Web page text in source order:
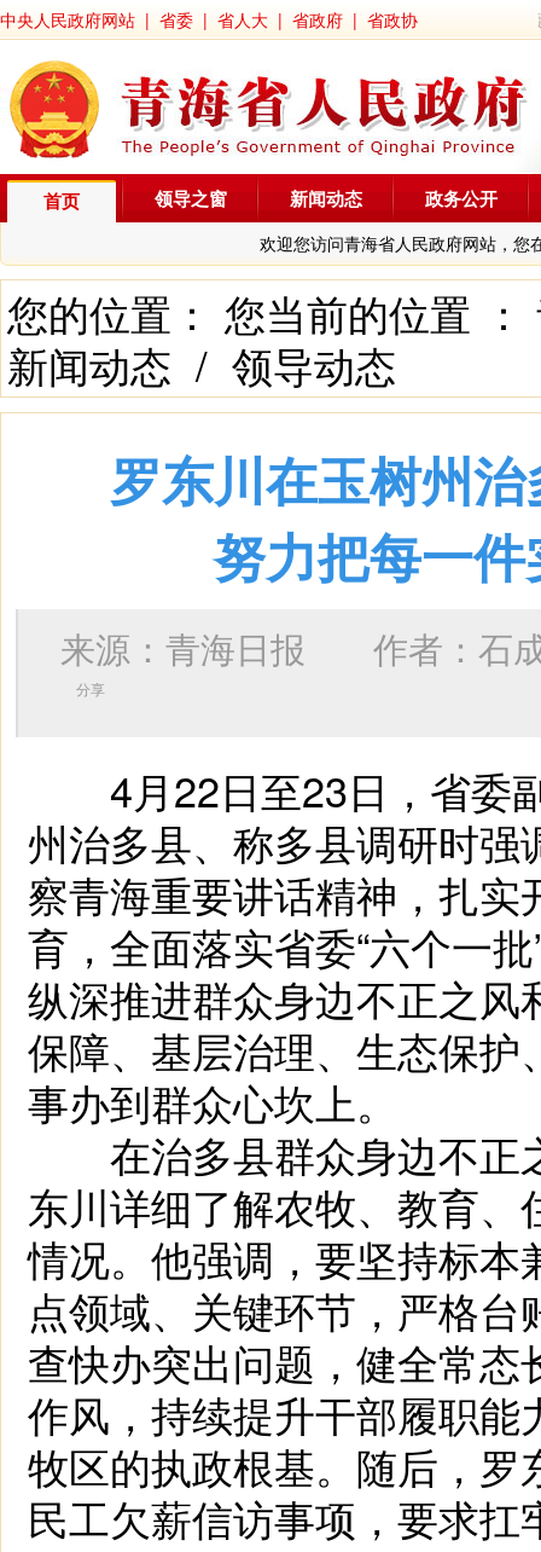
中央人民政府网站 | 省委 | 省人大 | 省政府 | 省政协
首页
欢迎您访问青海省人民政府网站，您
领导之窗 新闻动态 政务公开
您的位置： 您当前的位置 ：
新闻动态 / 领导动态
罗东川在玉树州
努力把每一
来源：青海日报 作者：石
分享
4月22日至23日，省委
州治多县、称多县调研时
察青海重要讲话精神，扎
育，全面落实省委“六个一
纵深推进群众身边不正之
保障、基层治理、生态保
事办到群众心坎上。
在治多县群众身边不正
东川详细了解农牧、教育
情况。他强调，要坚持标
点领域、关键环节，严格
查快办突出问题，健全常
作风，持续提升干部履职
牧区的执政根基。随后，
民工欠薪信访事项，要求